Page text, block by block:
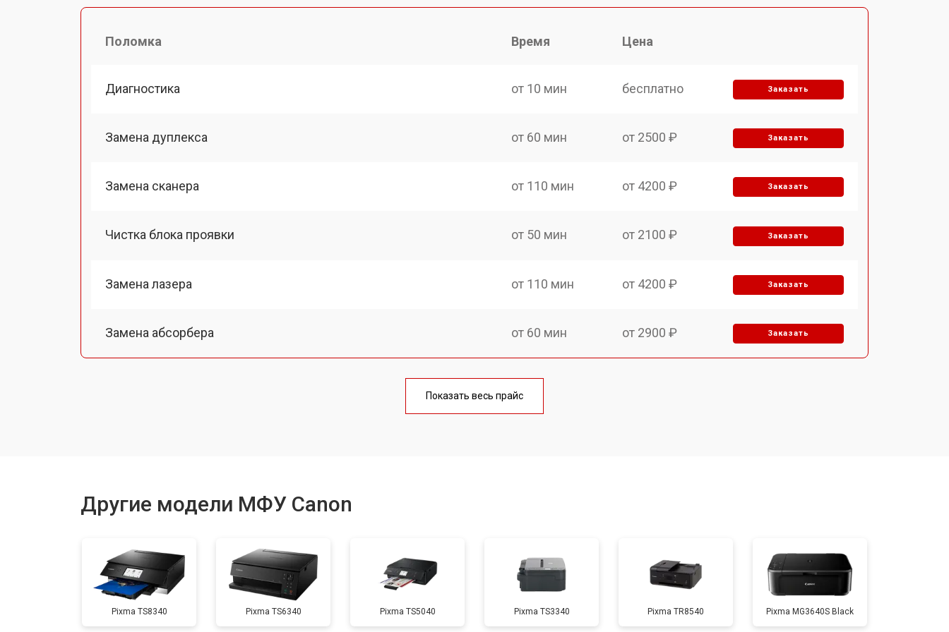
Поломка Время Цена
Диагностика от 10 мин бесплатно Заказать
Замена дуплекса от 60 мин от 2500 ₽ Заказать
Замена сканера от 110 мин от 4200 ₽ Заказать
Чистка блока проявки от 50 мин от 2100 ₽ Заказать
Замена лазера от 110 мин от 4200 ₽ Заказать
Замена абсорбера от 60 мин от 2900 ₽ Заказать
от 100 мин
Замена печатной головки от 100 мин от 3500 ₽ Заказать
Замена каретки от 60 мин от 2800 ₽ Заказать
Показать весь прайс
Другие модели МФУ Canon
Pixma TS8340 Pixma TS6340 Pixma TS5040 Pixma TS3340 Pixma TR8540 Pixma MG3640S Black